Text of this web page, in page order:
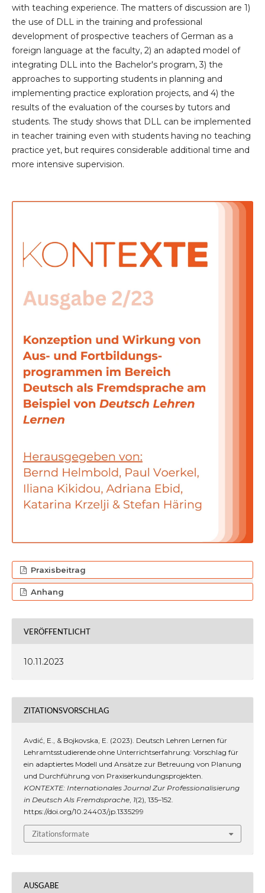
with teaching experience. The matters of discussion are 1)
the use of DLL in the training and professional
development of prospective teachers of German as a
foreign language at the faculty, 2) an adapted model of
integrating DLL into the Bachelor's program, 3) the
approaches to supporting students in planning and
implementing practice exploration projects, and 4) the
results of the evaluation of the courses by tutors and
students. The study shows that DLL can be implemented
in teacher training even with students having no teaching
practice yet, but requires considerable additional time and
more intensive supervision.
Praxisbeitrag
Anhang
VERÖFFENTLICHT
10.11.2023
ZITATIONSVORSCHLAG
Avdić, E., & Bojkovska, E. (2023). Deutsch Lehren Lernen für
Lehramtsstudierende ohne Unterrichtserfahrung: Vorschlag für
ein adaptiertes Modell und Ansätze zur Betreuung von Planung
und Durchführung von Praxiserkundungsprojekten.
KONTEXTE: Internationales Journal Zur Professionalisierung
in Deutsch Als Fremdsprache, 1(2), 135–152.
https://doi.org/10.24403/jp.1335299
Zitationsformate
AUSGABE